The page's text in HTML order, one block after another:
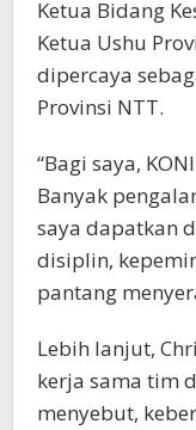
Ketua Bidang
Ketua Ushu
dipercaya
Provinsi NTT.
“Bagi saya,
Banyak
saya dapatkan
disiplin,
pantang
Lebih lanjut,
kerja sama tim
menyebut,